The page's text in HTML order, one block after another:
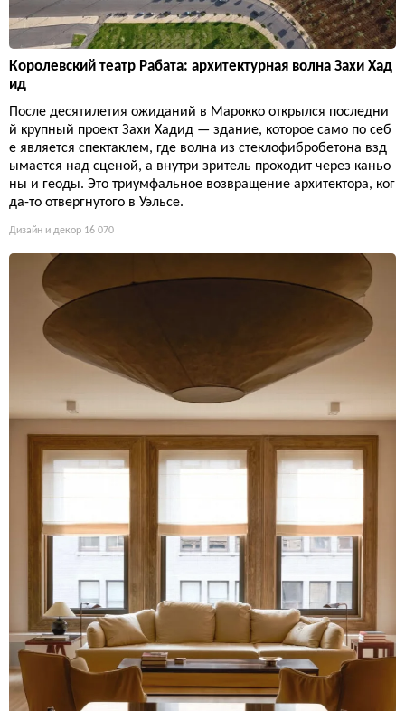
Королевский театр Рабата: архитектурная волна Захи Хад
ид
После десятилетия ожиданий в Марокко открылся последни
й крупный проект Захи Хадид — здание, которое само по себ
е является спектаклем, где волна из стеклофибробетона взд
ымается над сценой, а внутри зритель проходит через каньо
ны и геоды. Это триумфальное возвращение архитектора, ког
да-то отвергнутого в Уэльсе.
Дизайн и декор 16 070